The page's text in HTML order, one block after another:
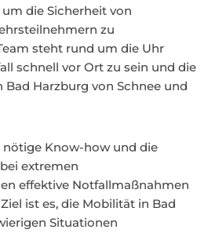
die Sicherheit von
zu
steht rund um die Uhr
schnell vor Ort zu sein und die
Bad Harzburg von Schnee und
Know-how und die
extremen
effektive Notfallmaßnahmen
ist es, die Mobilität in Bad
Situationen